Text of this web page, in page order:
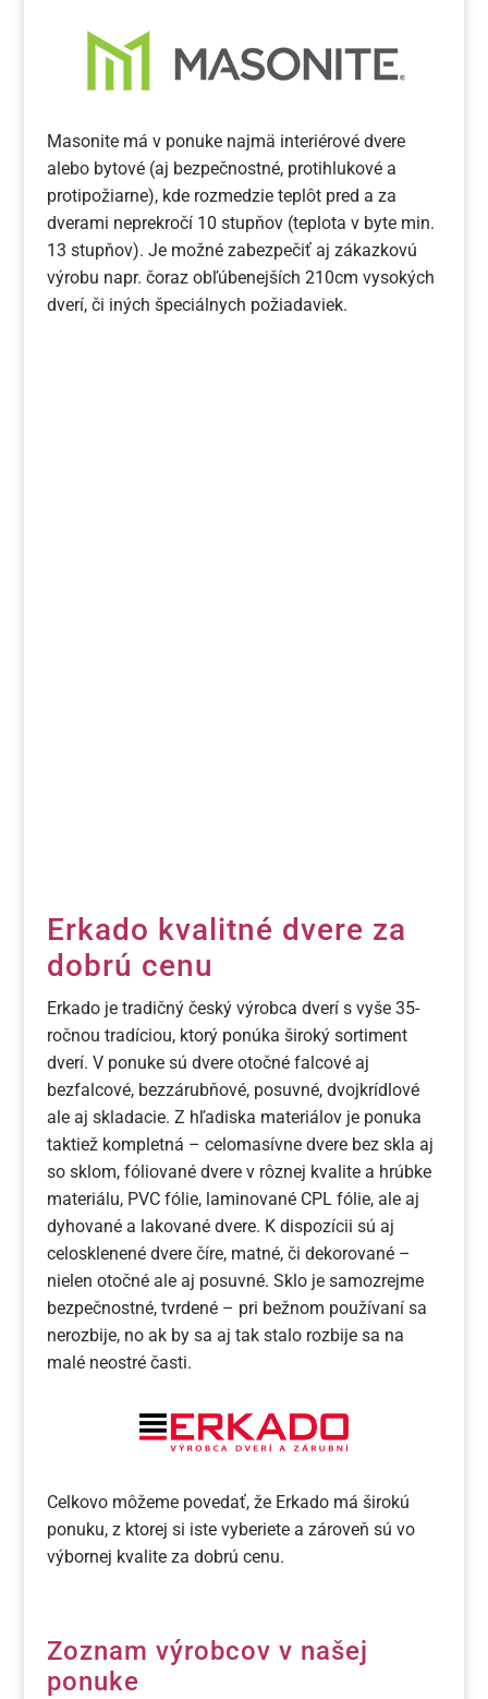
Masonite má v ponuke najmä interiérové dvere
alebo bytové (aj bezpečnostné, protihlukové a
protipožiarne), kde rozmedzie teplôt pred a za
dverami neprekročí 10 stupňov (teplota v byte min.
13 stupňov). Je možné zabezpečiť aj zákazkovú
výrobu napr. čoraz obľúbenejších 210cm vysokých
dverí, či iných špeciálnych požiadaviek.
Erkado kvalitné dvere za
dobrú cenu
Erkado je tradičný český výrobca dverí s vyše 35-
ročnou tradíciou, ktorý ponúka široký sortiment
dverí. V ponuke sú dvere otočné falcové aj
bezfalcové, bezzárubňové, posuvné, dvojkrídlové
ale aj skladacie. Z hľadiska materiálov je ponuka
taktiež kompletná – celomasívne dvere bez skla aj
so sklom, fóliované dvere v rôznej kvalite a hrúbke
materiálu, PVC fólie, laminované CPL fólie, ale aj
dyhované a lakované dvere. K dispozícii sú aj
celosklenené dvere číre, matné, či dekorované –
nielen otočné ale aj posuvné. Sklo je samozrejme
bezpečnostné, tvrdené – pri bežnom používaní sa
nerozbije, no ak by sa aj tak stalo rozbije sa na
malé neostré časti.
Celkovo môžeme povedať, že Erkado má širokú
ponuku, z ktorej si iste vyberiete a zároveň sú vo
výbornej kvalite za dobrú cenu.
Zoznam výrobcov v našej
ponuke